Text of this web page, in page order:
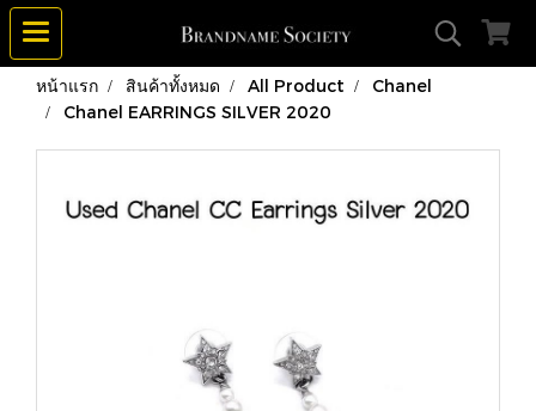
หน้าแรก สินค้าทั้งหมด All Product
Chanel
Chanel EARRINGS SILVER 2020